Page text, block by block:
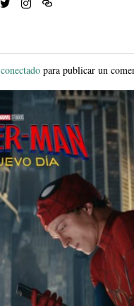
conectado para publicar un